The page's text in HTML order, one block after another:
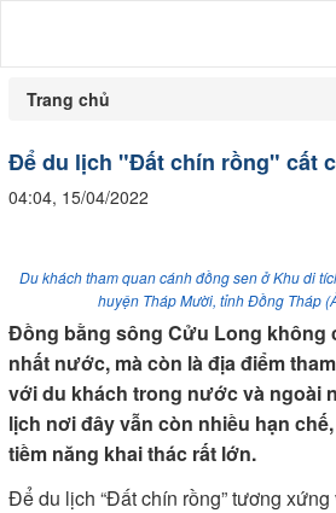
Trang chủ
Để du lịch "Đất chín rồng" cất
04:04, 15/04/2022
Du khách tham quan cánh đồng sen ở Khu di
huyện Tháp Mười, tỉnh Đồng Tháp
Ðồng bằng sông Cửu Long không
nhất nước, mà còn là địa điểm
với du khách trong nước và ngoài
lịch nơi đây vẫn còn nhiều hạn
tiềm năng khai thác rất lớn.
Ðể du lịch “Ðất chín rồng” tương